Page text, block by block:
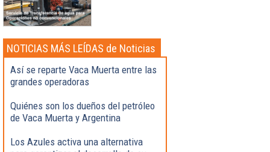
NOTICIAS MÁS LEÍDAS de Noticias
Destacadas
Así se reparte Vaca Muerta entre las
grandes operadoras
Quiénes son los dueños del petróleo
de Vaca Muerta y Argentina
Los Azules activa una alternativa